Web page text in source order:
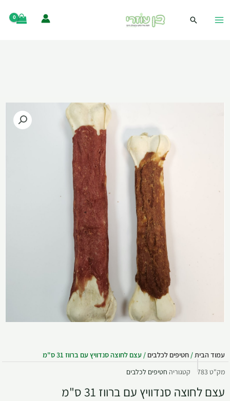
עמוד הבית/ חטיפים לכלבים / עצם לחוצה סנדוויץ עם ברווז 31 ס"מ
מק"ט 783 קטגוריה חטיפים לכלבים
עצם לחוצה סנדוויץ עם ברווז 31 ס"מ